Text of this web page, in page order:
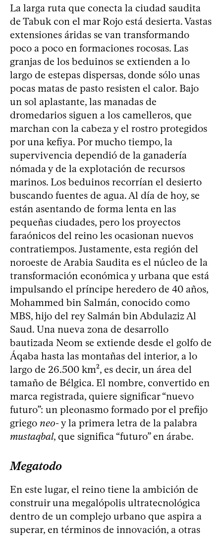
La larga ruta que conecta la ciudad saudita
de Tabuk con el mar Rojo está desierta. Vastas
extensiones áridas se van transformando
poco a poco en formaciones rocosas. Las
granjas de los beduinos se extienden a lo
largo de estepas dispersas, donde sólo unas
pocas matas de pasto resisten el calor. Bajo
un sol aplastante, las manadas de
dromedarios siguen a los camelleros, que
marchan con la cabeza y el rostro protegidos
por una kefiya. Por mucho tiempo, la
supervivencia dependió de la ganadería
nómada y de la explotación de recursos
marinos. Los beduinos recorrían el desierto
buscando fuentes de agua. Al día de hoy, se
están asentando de forma lenta en las
pequeñas ciudades, pero los proyectos
faraónicos del reino les ocasionan nuevos
contratiempos. Justamente, esta región del
noroeste de Arabia Saudita es el núcleo de la
transformación económica y urbana que está
impulsando el príncipe heredero de 40 años,
Mohammed bin Salmán, conocido como
MBS, hijo del rey Salmán bin Abdulaziz Al
Saud. Una nueva zona de desarrollo
bautizada Neom se extiende desde el golfo de
Áqaba hasta las montañas del interior, a lo
largo de 26.500 km², es decir, un área del
tamaño de Bélgica. El nombre, convertido en
marca registrada, quiere significar “nuevo
futuro”: un pleonasmo formado por el prefijo
griego neo- y la primera letra de la palabra
mustaqbal, que significa “futuro” en árabe.
Megatodo
En este lugar, el reino tiene la ambición de
construir una megalópolis ultratecnológica
dentro de un complejo urbano que aspira a
superar, en términos de innovación, a otras